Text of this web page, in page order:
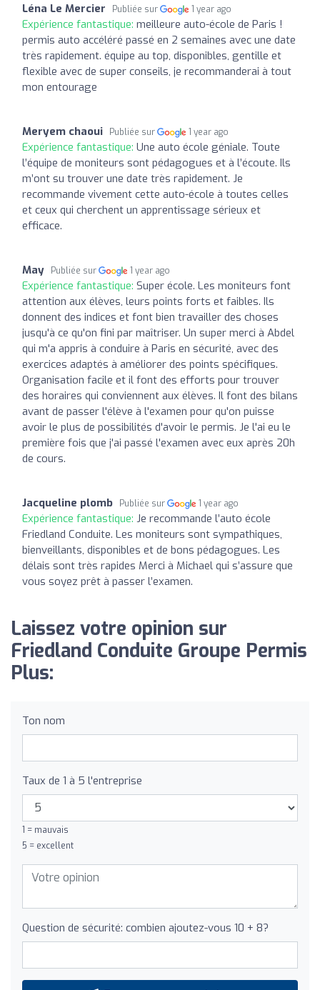
Léna Le Mercier Publiée sur 1 year ago
Expérience fantastique: meilleure auto-école de Paris !
permis auto accéléré passé en 2 semaines avec une date
très rapidement. équipe au top, disponibles, gentille et
flexible avec de super conseils, je recommanderai à tout
mon entourage
Meryem chaoui Publiée sur 1 year ago
Expérience fantastique: Une auto école géniale. Toute
l’équipe de moniteurs sont pédagogues et à l’écoute. Ils
m’ont su trouver une date très rapidement. Je
recommande vivement cette auto-école à toutes celles
et ceux qui cherchent un apprentissage sérieux et
efficace.
May Publiée sur 1 year ago
Expérience fantastique: Super école. Les moniteurs font
attention aux élèves, leurs points forts et faibles. Ils
donnent des indices et font bien travailler des choses
jusqu'à ce qu'on fini par maîtriser. Un super merci à Abdel
qui m'a appris à conduire à Paris en sécurité, avec des
exercices adaptés à améliorer des points spécifiques.
Organisation facile et il font des efforts pour trouver
des horaires qui conviennent aux élèves. Il font des bilans
avant de passer l'élève à l'examen pour qu'on puisse
avoir le plus de possibilités d'avoir le permis. Je l'ai eu le
première fois que j'ai passé l'examen avec eux après 20h
de cours.
Jacqueline plomb Publiée sur 1 year ago
Expérience fantastique: Je recommande l’auto école
Friedland Conduite. Les moniteurs sont sympathiques,
bienveillants, disponibles et de bons pédagogues. Les
délais sont très rapides Merci à Michael qui s’assure que
vous soyez prêt à passer l’examen.
Laissez votre opinion sur
Friedland Conduite Groupe Permis
Plus:
Ton nom
Taux de 1 à 5 l'entreprise
1 = mauvais
5 = excellent
Question de sécurité: combien ajoutez-vous 10 + 8?